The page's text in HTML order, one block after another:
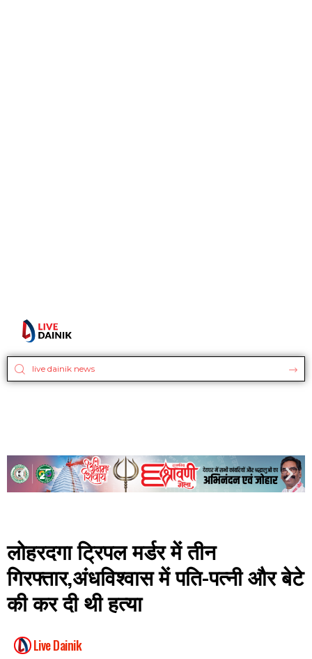
लोहरदगा ट्रिपल मर्डर में तीन
गिरफ्तार,अंधविश्वास में पति-पत्नी और बेटे
की कर दी थी हत्या
Live Dainik